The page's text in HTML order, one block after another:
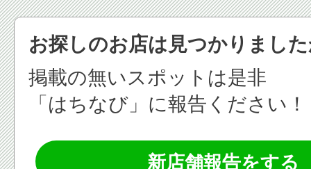
お探しのお店は見つかりまし
掲載の無いスポットは是非
「はちなび」に報告ください！
新店舗報告をする